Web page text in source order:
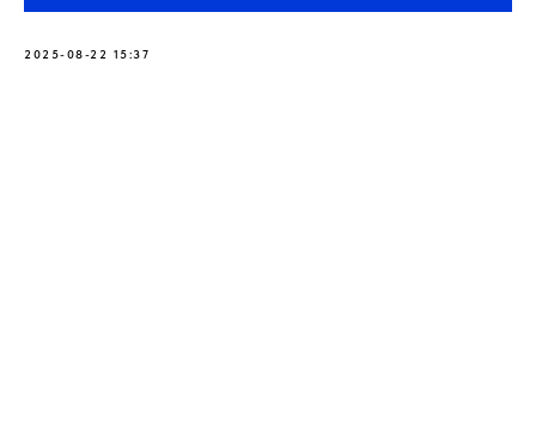
2025-08-22 15:37